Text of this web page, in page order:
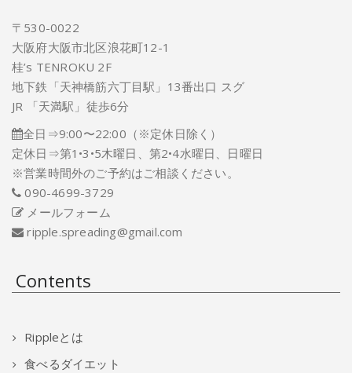
〒530-0022
大阪府大阪市北区浪花町12-1
桂’s TENROKU 2F
地下鉄「天神橋筋六丁目駅」13番出口 スグ
JR 「天満駅」徒歩6分
全日⇒9:00〜22:00（※定休日除く）
定休日⇒第1•3•5木曜日、第2•4水曜日、日曜日
※営業時間外のご予約はご相談ください。
090-4699-3729
メールフォーム
ripple.spreading@gmail.com
Contents
Rippleとは
食べるダイエット